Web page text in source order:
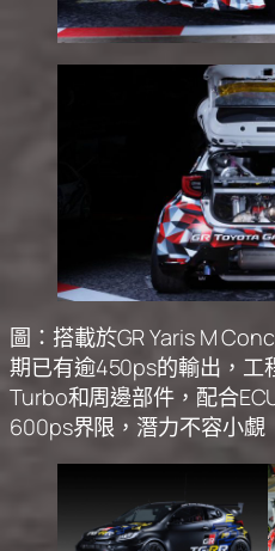
圖：搭載於GR Yaris M
期已有逾450ps的輸出，工
Turbo和周邊部件，配合
600ps界限，潛力不容小覷